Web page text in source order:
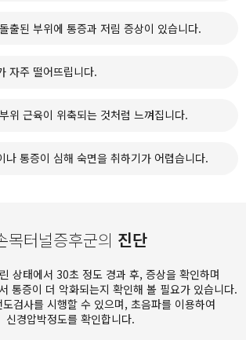
출된 부위에 통증과 저림 증상이 있습니다.
자주 떨어뜨립니다.
위 근육이 위축되는 것처럼 느껴집니다.
나 통증이 심해 숙면을 취하기가 어렵습니다.
목터널증후군의 진단
상태에서 30초 정도 경과 후, 증상을 확인하며
통증이 더 악화되는지 확인해 볼 필요가 있습니다.
검사를 시행할 수 있으며, 초음파를 이용하여
신경압박정도를 확인합니다.